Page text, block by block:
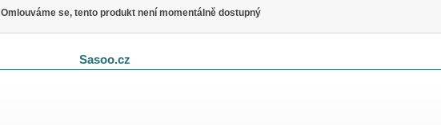
Omlouváme se, tento produkt není momentálně dostupný
Sasoo.cz